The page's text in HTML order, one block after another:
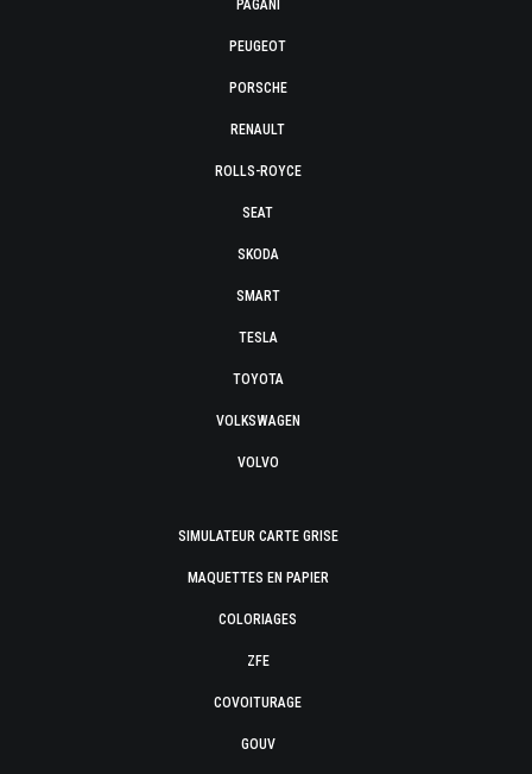
PAGANI
PEUGEOT
PORSCHE
RENAULT
ROLLS-ROYCE
SEAT
SKODA
SMART
TESLA
TOYOTA
VOLKSWAGEN
VOLVO
SIMULATEUR CARTE GRISE
MAQUETTES EN PAPIER
COLORIAGES
ZFE
COVOITURAGE
GOUV